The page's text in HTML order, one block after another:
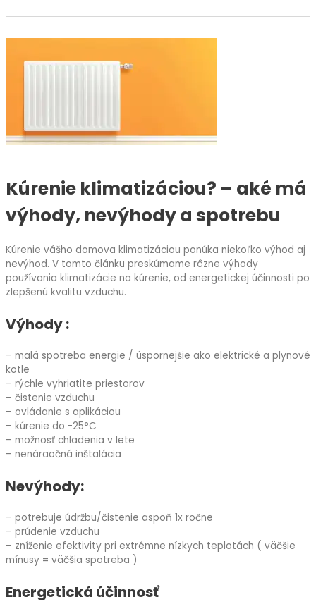
Kúrenie klimatizáciou? – aké má
výhody, nevýhody a spotrebu
Kúrenie vášho domova klimatizáciou ponúka niekoľko výhod aj
nevýhod. V tomto článku preskúmame rôzne výhody
používania klimatizácie na kúrenie, od energetickej účinnosti po
zlepšenú kvalitu vzduchu.
Výhody :
– malá spotreba energie / úspornejšie ako elektrické a plynové
kotle
– rýchle vyhriatite priestorov
– čistenie vzduchu
– ovládanie s aplikáciou
– kúrenie do -25°C
– možnosť chladenia v lete
– nenáraočná inštalácia
Nevýhody:
– potrebuje údržbu/čistenie aspoň 1x ročne
– prúdenie vzduchu
– zníženie efektivity pri extrémne nízkych teplotách ( väčšie
mínusy = väčšia spotreba )
Energetická účinnosť